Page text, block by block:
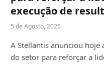
execução de
5 de Agosto, 2026
A Stellantis anunciou hoje
do setor para reforçar a